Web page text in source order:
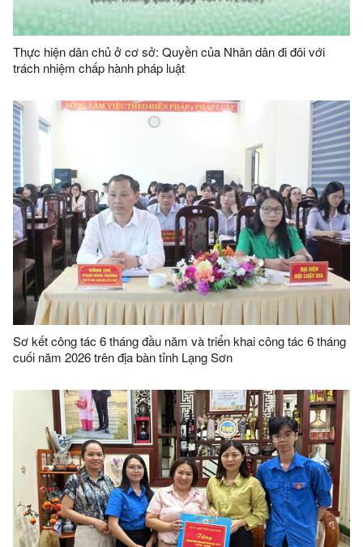
Thực hiện dân chủ ở cơ sở: Quyền của Nhân dân đi đôi với
trách nhiệm chấp hành pháp luật
Sơ kết công tác 6 tháng đầu năm và triển khai công tác 6 tháng
cuối năm 2026 trên địa bàn tỉnh Lạng Sơn